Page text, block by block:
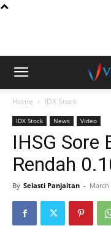
Home IDX Stock
IDX Stock News Video
IHSG Sore
Rendah
By Selasti Panjaitan - March